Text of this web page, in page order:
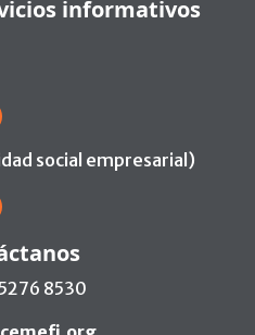
informativos
social empresarial)
8530